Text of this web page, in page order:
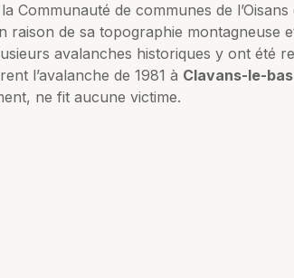
Communauté de communes de
raison de sa topographie montagneuse
avalanches historiques y ont été
l’avalanche de 1981 à Clavans-le-bas
ne fit aucune victime.